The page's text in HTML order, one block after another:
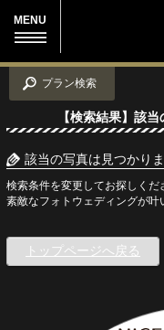
MENU
プラン検索
【検索結果】該
該当の写真は見つかり
検索条件を変更してお探しくだ
素敵なフォトウェディングが叶
トップページへ戻る